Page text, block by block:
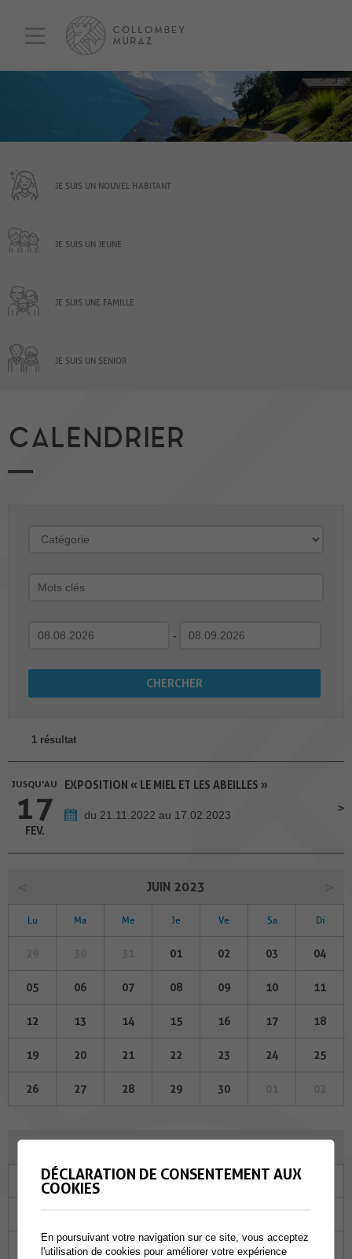
JE SUIS UN NOUVEL HABITANT
JE SUIS UN JEUNE
JE SUIS UNE FAMILLE
JE SUIS UN SENIOR
CALENDRIER
-
1 résultat
JUSQU'AU
17
FEV.
EXPOSITION « LE MIEL ET LES ABEILLES »
du 21.11.2022 au 17.02.2023
JUIN 2023
Lu Ma Me Je Ve Sa Di
01 02 03 04
05 06 07 08 09 10 11
12 13 14 15 16 17 18
19 20 21 22 23 24 25
26 27 28 29 30
Ma Me Je Ve Sa
04 05 06 07 08
DÉCLARATION DE CONSENTEMENT AUX
COOKIES
En poursuivant votre navigation sur ce site, vous acceptez
l'utilisation de cookies pour améliorer votre expérience